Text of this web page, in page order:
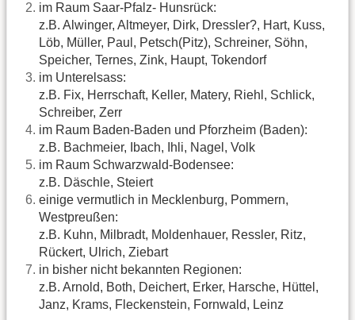
im Raum Saar-Pfalz- Hunsrück:
z.B. Alwinger, Altmeyer, Dirk, Dressler?, Hart, Kuss,
Löb, Müller, Paul, Petsch(Pitz), Schreiner, Söhn,
Speicher, Ternes, Zink, Haupt, Tokendorf
im Unterelsass:
z.B. Fix, Herrschaft, Keller, Matery, Riehl, Schlick,
Schreiber, Zerr
im Raum Baden-Baden und Pforzheim (Baden):
z.B. Bachmeier, Ibach, Ihli, Nagel, Volk
im Raum Schwarzwald-Bodensee:
z.B. Däschle, Steiert
einige vermutlich in Mecklenburg, Pommern,
Westpreußen:
z.B. Kuhn, Milbradt, Moldenhauer, Ressler, Ritz,
Rückert, Ulrich, Ziebart
in bisher nicht bekannten Regionen:
z.B. Arnold, Both, Deichert, Erker, Harsche, Hüttel,
Janz, Krams, Fleckenstein, Fornwald, Leinz